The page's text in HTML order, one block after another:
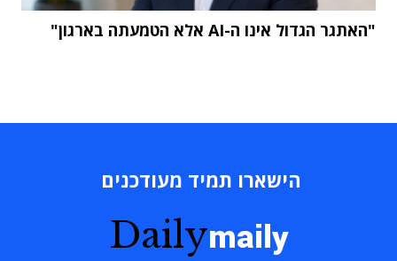
"האתגר הגדול אינו ה-AI אלא הטמעתה בארגון"
הישארו תמיד מעודכנים
Dailymaily